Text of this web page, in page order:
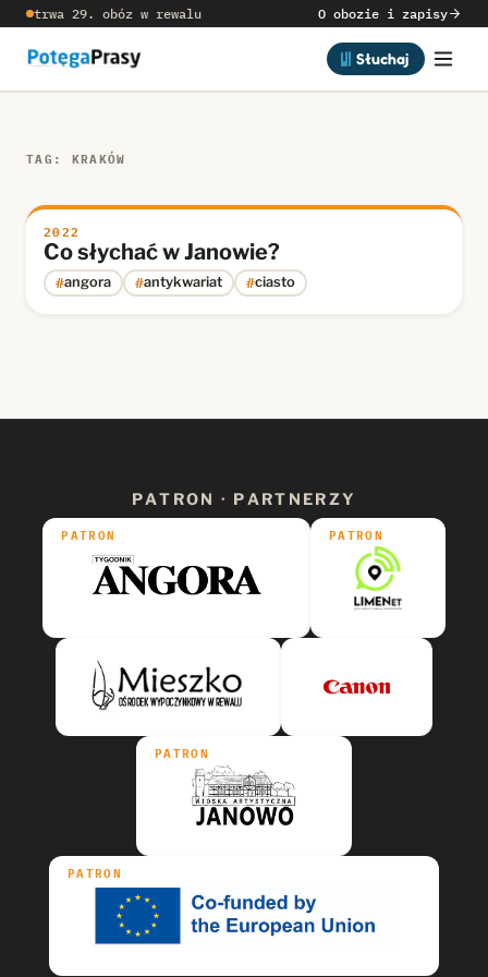
trwa 29. obóz w rewalu O obozie i zapisy
Słuchaj
TAG: KRAKÓW
2022
Co słychać w Janowie?
#angora #antykwariat #ciasto
PATRON · PARTNERZY
PATRON PATRON
PATRON
PATRON